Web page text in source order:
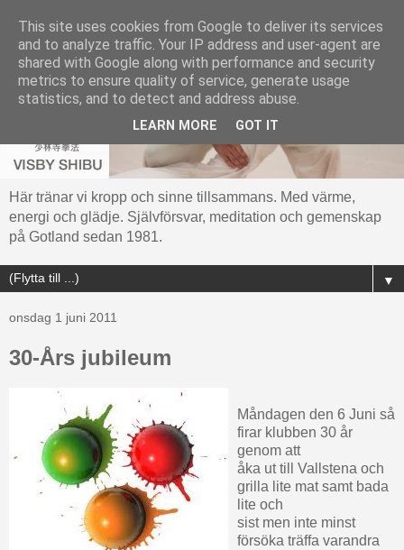
Här tränar vi kropp och sinne tillsammans. Med värme,
energi och glädje. Självförsvar, meditation och gemenskap
på Gotland sedan 1981.
▼
onsdag 1 juni 2011
30-Års jubileum
Måndagen den 6 Juni så
firar klubben 30 år
genom att
åka ut till Vallstena och
grilla lite mat samt bada
lite och
sist men inte minst
försöka träffa varandra
This site uses cookies from Google to deliver its services
and to analyze traffic. Your IP address and user-agent are
shared with Google along with performance and security
metrics to ensure quality of service, generate usage
statistics, and to detect and address abuse.
LEARN MORE GOT IT